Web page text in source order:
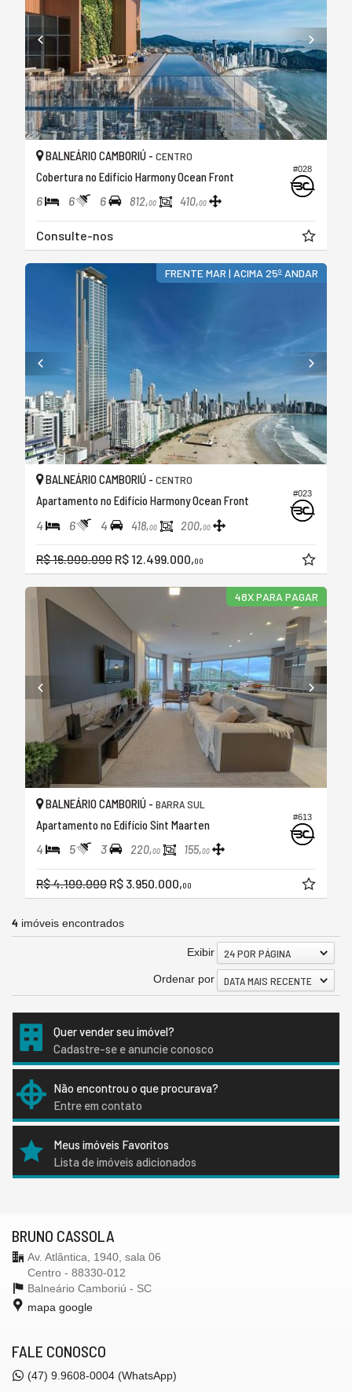
#028
BALNEÁRIO CAMBORIÚ - CENTRO
Cobertura no Edifício Harmony Ocean Front
6 6 6 812,00 410,00
Consulte-nos
FRENTE MAR | ACIMA 25º ANDAR
#023
BALNEÁRIO CAMBORIÚ - CENTRO
Apartamento no Edifício Harmony Ocean Front
4 6 4 418,00 200,00
R$ 16.000.000 R$ 12.499.000,00
48X PARA PAGAR
#613
BALNEÁRIO CAMBORIÚ - BARRA SUL
Apartamento no Edifício Sint Maarten
4 5 3 220,00 155,00
R$ 4.100.000 R$ 3.950.000,00
4 imóveis encontrados
Exibir 24 POR PÁGINA
Ordenar por DATA MAIS RECENTE
Quer vender seu imóvel?
Cadastre-se e anuncie conosco
Não encontrou o que procurava?
Entre em contato
Meus imóveis Favoritos
Lista de imóveis adicionados
BRUNO CASSOLA
Av. Atlântica, 1940, sala 06
Centro - 88330-012
Balneário Camboriú - SC
mapa google
FALE CONOSCO
(47) 9.9608-0004 (WhatsApp)